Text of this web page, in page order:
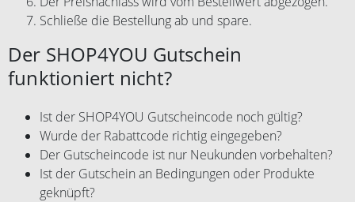
Schließe die Bestellung ab und spare.
Der SHOP4YOU Gutschein
funktioniert nicht?
Ist der SHOP4YOU Gutscheincode noch gültig?
Wurde der Rabattcode richtig eingegeben?
Der Gutscheincode ist nur Neukunden vorbehalten?
Ist der Gutschein an Bedingungen oder Produkte
geknüpft?